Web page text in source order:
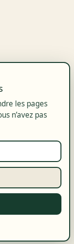
les pages
n’avez pas